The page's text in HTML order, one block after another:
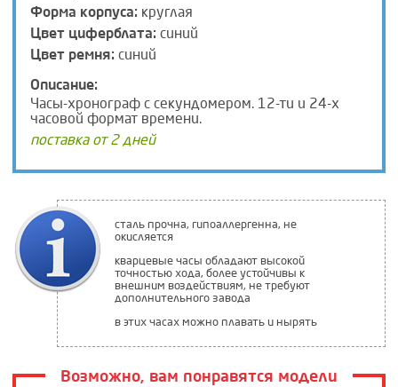
Форма корпуса: круглая
Цвет циферблата: синий
Цвет ремня: синий
Описание:
Часы-хронограф с секундомером. 12-ти и 24-х
часовой формат времени.
поставка от 2 дней
сталь прочна, гипоаллергенна, не
окисляется
кварцевые часы обладают высокой
точностью хода, более устойчивы к
внешним воздействиям, не требуют
дополнительного завода
в этих часах можно плавать и нырять
Возможно, вам понравятся модели